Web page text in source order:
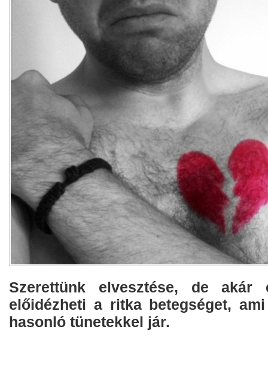
Szerettünk elvesztése, de
előidézheti a ritka betegséget,
hasonló tünetekkel jár.